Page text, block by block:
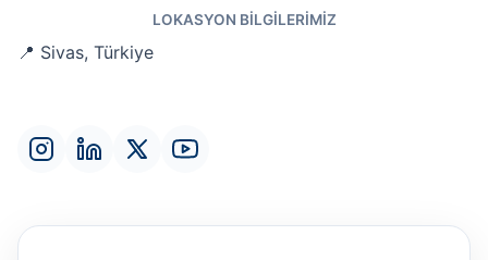
LOKASYON BILGILERIMIZ
📍 Sivas, Türkiye